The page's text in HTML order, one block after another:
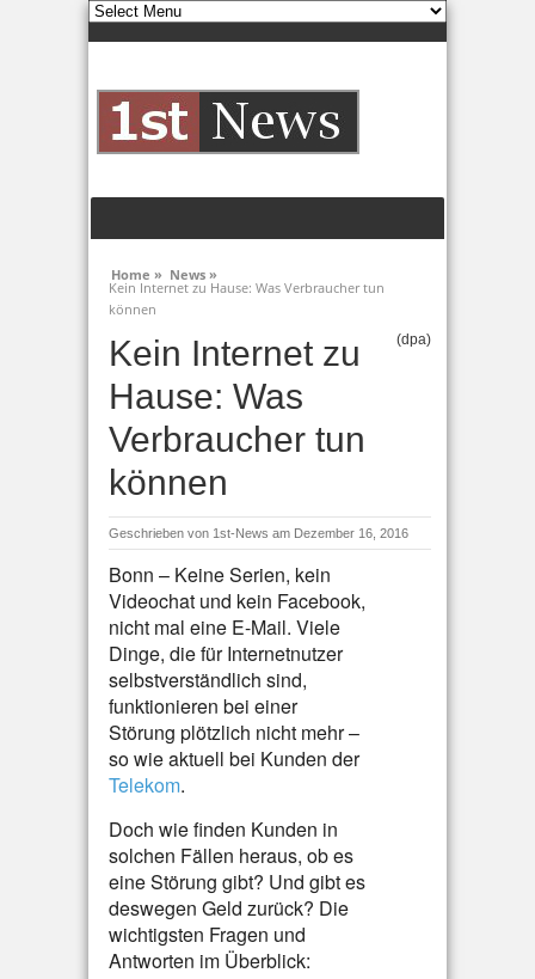
Home » News »
Kein Internet zu Hause: Was Verbraucher tun
können
Kein Internet zu
Hause: Was
Verbraucher tun
können
(dpa)
Geschrieben von 1st-News am Dezember 16, 2016
Bonn – Keine Serien, kein
Videochat und kein Facebook,
nicht mal eine E-Mail. Viele
Dinge, die für Internetnutzer
selbstverständlich sind,
funktionieren bei einer
Störung plötzlich nicht mehr –
so wie aktuell bei Kunden der
Telekom.
Doch wie finden Kunden in
solchen Fällen heraus, ob es
eine Störung gibt? Und gibt es
deswegen Geld zurück? Die
wichtigsten Fragen und
Antworten im Überblick: